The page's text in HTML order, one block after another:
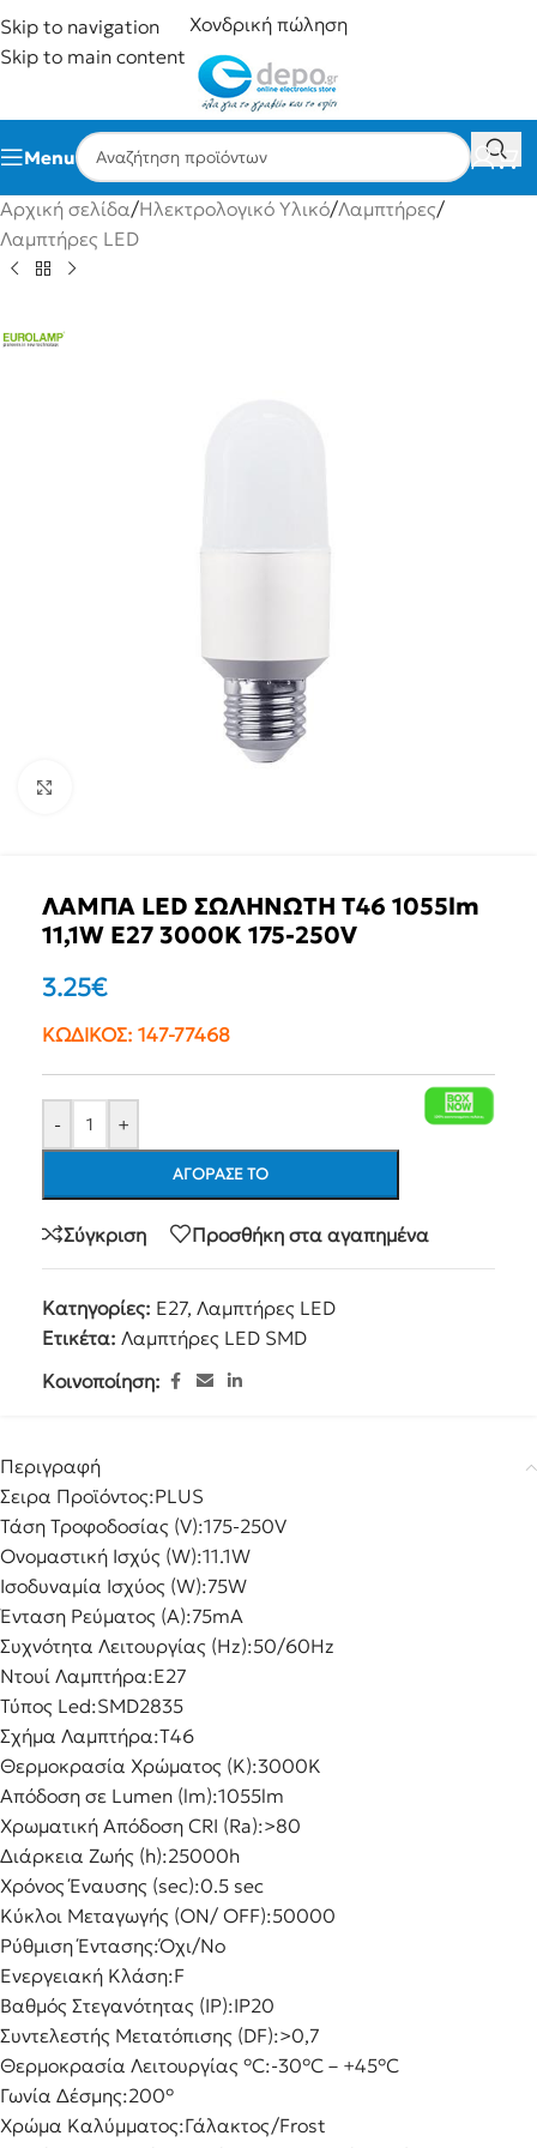
Skip to navigation
Skip to main content
Χονδρική πώληση
Menu
Αρχική σελίδα/Ηλεκτρολογικό Υλικό/Λαμπτήρες/
Λαμπτήρες LED
ΛΑΜΠΑ LED ΣΩΛΗΝΩΤΗ T46 1055lm
11,1W Ε27 3000K 175-250V
3.25€
ΚΩΔΙΚΟΣ: 147-77468
- +
ΑΓΌΡΑΣΕ ΤΟ
Σύγκριση Προσθήκη στα αγαπημένα
Κατηγορίες: E27, Λαμπτήρες LED
Ετικέτα: Λαμπτήρες LED SMD
Κοινοποίηση:
Περιγραφή
Σειρα Προϊόντος:PLUS
Τάση Τροφοδοσίας (V):175-250V
Ονομαστική Ισχύς (W):11.1W
Ισοδυναμία Ισχύος (W):75W
Ένταση Ρεύματος (Α):75mA
Συχνότητα Λειτουργίας (Hz):50/60Hz
Ντουί Λαμπτήρα:E27
Τύπος Led:SMD2835
Σχήμα Λαμπτήρα:T46
Θερμοκρασία Χρώματος (K):3000K
Απόδοση σε Lumen (lm):1055lm
Χρωματική Απόδοση CRI (Ra):>80
Διάρκεια Ζωής (h):25000h
Χρόνος Έναυσης (sec):0.5 sec
Κύκλοι Μεταγωγής (ON/ OFF):50000
Ρύθμιση Έντασης:Όχι/No
Ενεργειακή Κλάση:F
Βαθμός Στεγανότητας (IP):IP20
Συντελεστής Μετατόπισης (DF):>0,7
Θερμοκρασία Λειτουργίας °C:-30°C – +45°C
Γωνία Δέσμης:200°
Χρώμα Καλύμματος:Γάλακτος/Frost